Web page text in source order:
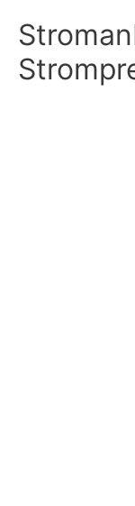
Inhalt
springen